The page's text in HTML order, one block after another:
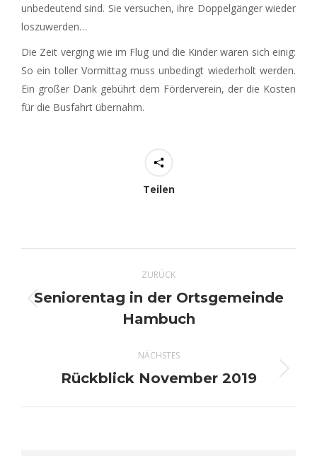
unbedeutend sind. Sie versuchen, ihre Doppelgänger wieder
loszuwerden…
Die Zeit verging wie im Flug und die Kinder waren sich einig:
So ein toller Vormittag muss unbedingt wiederholt werden.
Ein großer Dank gebührt dem Förderverein, der die Kosten
für die Busfahrt übernahm.
Teilen
Kommentarnavigation
ZURÜCK
Vorheriger
Beitrag:
Seniorentag in der Ortsgemeinde
Hambuch
NÄCHSTES
Nächster
Rückblick November 2019